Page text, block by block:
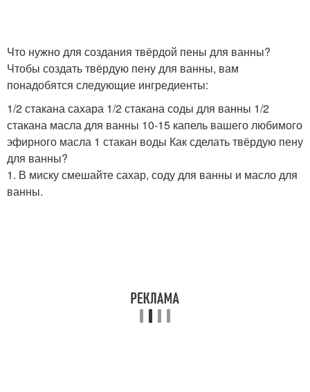
Что нужно для создания твёрдой пены для ванны?
Чтобы создать твёрдую пену для ванны, вам
понадобятся следующие ингредиенты:
1/2 стакана сахара 1/2 стакана соды для ванны 1/2
стакана масла для ванны 10-15 капель вашего любимого
эфирного масла 1 стакан воды Как сделать твёрдую пену
для ванны?
1. В миску смешайте сахар, соду для ванны и масло для
ванны.